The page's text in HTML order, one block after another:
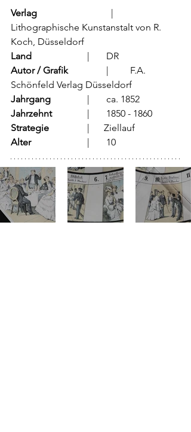
Verlag
Lithographische Kunstanstalt von R.
Koch, Düsseldorf
Land
			  |	DR
Autor / Grafik
	          |	F.A.
Schönfeld Verlag Düsseldorf
Jahrgang
		  |	ca. 1852
Jahrzehnt
		  |	1850 - 1860
Strategie
		  |      Ziellauf
Alter
			  |	10